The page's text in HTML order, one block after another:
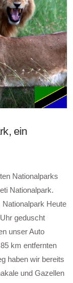
ein
Nationalparks
Nationalpark.
Heute
geduscht
unser Auto
km entfernten
haben wir bereits
und Gazellen